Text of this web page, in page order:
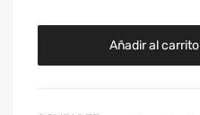
Añadir al carrito